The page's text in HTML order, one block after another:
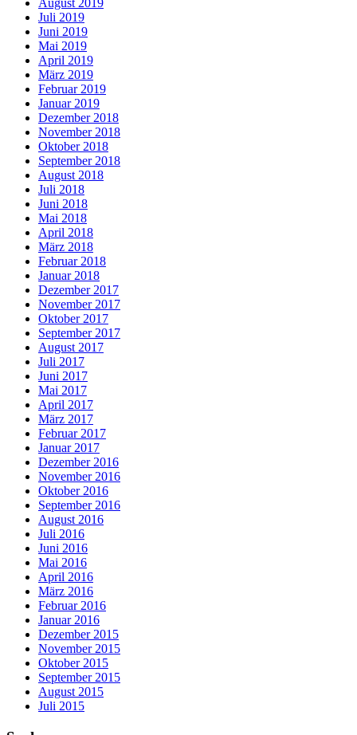
Juli 2019
Juni 2019
Mai 2019
April 2019
März 2019
Februar 2019
Januar 2019
Dezember 2018
November 2018
Oktober 2018
September 2018
August 2018
Juli 2018
Juni 2018
Mai 2018
April 2018
März 2018
Februar 2018
Januar 2018
Dezember 2017
November 2017
Oktober 2017
September 2017
August 2017
Juli 2017
Juni 2017
Mai 2017
April 2017
März 2017
Februar 2017
Januar 2017
Dezember 2016
November 2016
Oktober 2016
September 2016
August 2016
Juli 2016
Juni 2016
Mai 2016
April 2016
März 2016
Februar 2016
Januar 2016
Dezember 2015
November 2015
Oktober 2015
September 2015
August 2015
Juli 2015